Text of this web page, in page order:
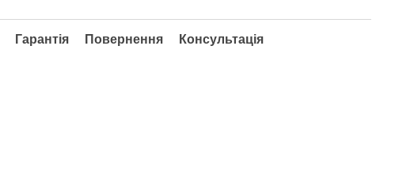
Гарантія Повернення Консультація